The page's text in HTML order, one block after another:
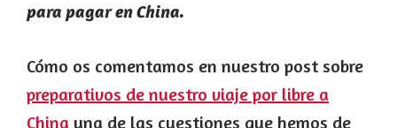
para pagar en China.
Cómo os comentamos en nuestro post sobre
preparativos de nuestro viaje por libre a
China una de las cuestiones que hemos de